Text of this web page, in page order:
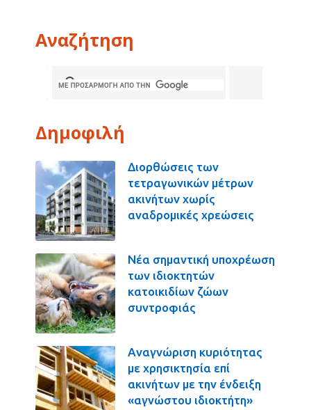
Αναζήτηση
Δημοφιλή
Διορθώσεις των
τετραγωνικών μέτρων
ακινήτων χωρίς
αναδρομικές χρεώσεις
Νέα σημαντική υποχρέωση
των ιδιοκτητών
κατοικιδίων ζώων
συντροφιάς
Αναγνώριση κυριότητας
με χρησικτησία επί
ακινήτων με την ένδειξη
«αγνώστου ιδιοκτήτη»